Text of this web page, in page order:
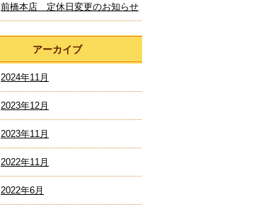
前橋本店 定休日変更のお知らせ
アーカイブ
2024年11月
2023年12月
2023年11月
2022年11月
2022年6月